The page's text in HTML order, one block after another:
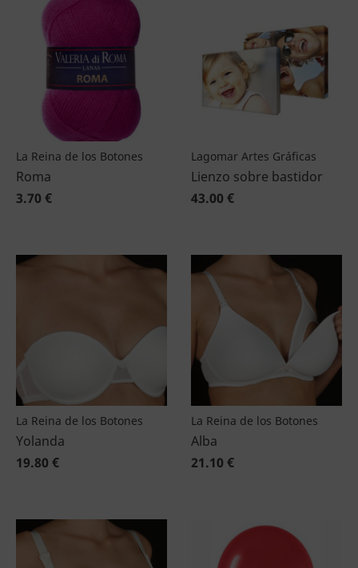
La Reina de los Botones
Roma
3.70 €
Lagomar Artes Gráficas
Lienzo sobre bastidor
43.00 €
La Reina de los Botones
Yolanda
19.80 €
La Reina de los Botones
Alba
21.10 €